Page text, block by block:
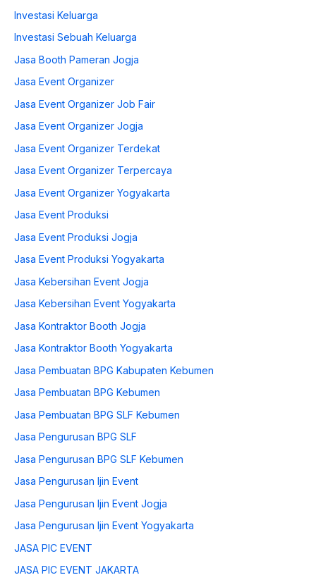
Investasi Keluarga
Investasi Sebuah Keluarga
Jasa Booth Pameran Jogja
Jasa Event Organizer
Jasa Event Organizer Job Fair
Jasa Event Organizer Jogja
Jasa Event Organizer Terdekat
Jasa Event Organizer Terpercaya
Jasa Event Organizer Yogyakarta
Jasa Event Produksi
Jasa Event Produksi Jogja
Jasa Event Produksi Yogyakarta
Jasa Kebersihan Event Jogja
Jasa Kebersihan Event Yogyakarta
Jasa Kontraktor Booth Jogja
Jasa Kontraktor Booth Yogyakarta
Jasa Pembuatan BPG Kabupaten Kebumen
Jasa Pembuatan BPG Kebumen
Jasa Pembuatan BPG SLF Kebumen
Jasa Pengurusan BPG SLF
Jasa Pengurusan BPG SLF Kebumen
Jasa Pengurusan Ijin Event
Jasa Pengurusan Ijin Event Jogja
Jasa Pengurusan Ijin Event Yogyakarta
JASA PIC EVENT
JASA PIC EVENT JAKARTA